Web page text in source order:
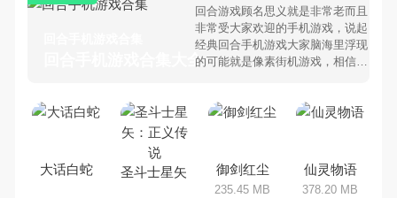
回合手机游戏合集大全 >
回合游戏顾名思义就是非常老而且
非常受大家欢迎的手机游戏，说起
经典回合手机游戏大家脑海里浮现
的可能就是像素街机游戏，相信很
合手机游戏有哪些呢？游戏今天，
集，欢迎大家前来选择下载体验
大话白蛇 圣斗士星矢：正义传说
御剑红尘
235.45 MB
仙灵物语
378.20 MB